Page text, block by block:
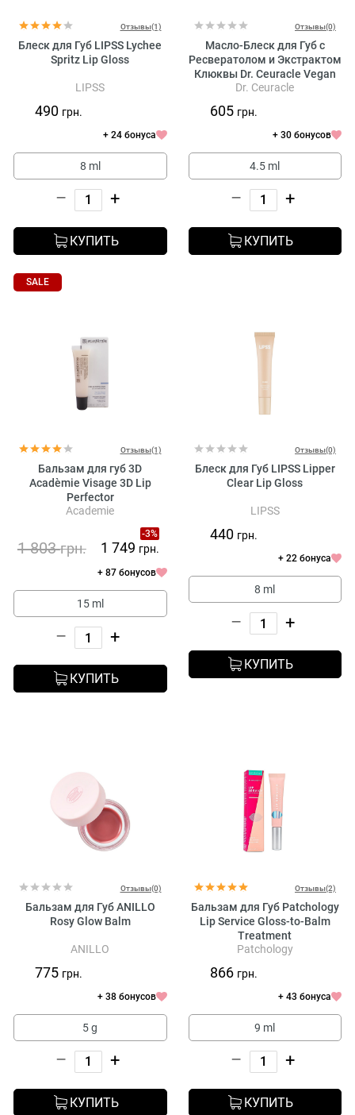
Отзывы(1)
Блеск для Губ LIPSS Lychee
Spritz Lip Gloss
LIPSS
490 грн.
+ 24 бонуса
8 ml
– +
КУПИТЬ
Отзывы(0)
Масло-Блеск для Губ с
Ресвератолом и Экстрактом
Клюквы Dr. Ceuracle Vegan
Active Berry Lip Oil
Dr. Ceuracle
605 грн.
+ 30 бонусов
4.5 ml
– +
КУПИТЬ
SALE
Отзывы(1)
Бальзам для губ 3D
Acadèmie Visage 3D Lip
Perfector
Academie
-3%
1 803грн. 1 749 грн.
+ 87 бонусов
15 ml
– +
КУПИТЬ
Отзывы(0)
Блеск для Губ LIPSS Lipper
Clear Lip Gloss
LIPSS
440 грн.
+ 22 бонуса
8 ml
– +
КУПИТЬ
Отзывы(0)
Бальзам для Губ ANILLO
Rosy Glow Balm
ANILLO
775 грн.
+ 38 бонусов
5 g
– +
КУПИТЬ
Отзывы(2)
Бальзам для Губ Patchology
Lip Service Gloss-to-Balm
Treatment
Patchology
866 грн.
+ 43 бонуса
9 ml
– +
КУПИТЬ